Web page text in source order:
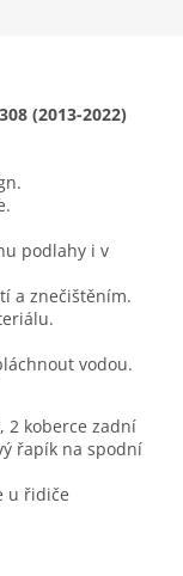
(2013-2022)
podlahy i v
a znečištěním.
vodou.
2 koberce zadní
řapík na spodní
u řidiče